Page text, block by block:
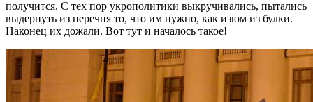
получится. С тех пор укрополитики выкручивались, пытались
выдернуть из перечня то, что им нужно, как изюм из булки.
Наконец их дожали. Вот тут и началось такое!